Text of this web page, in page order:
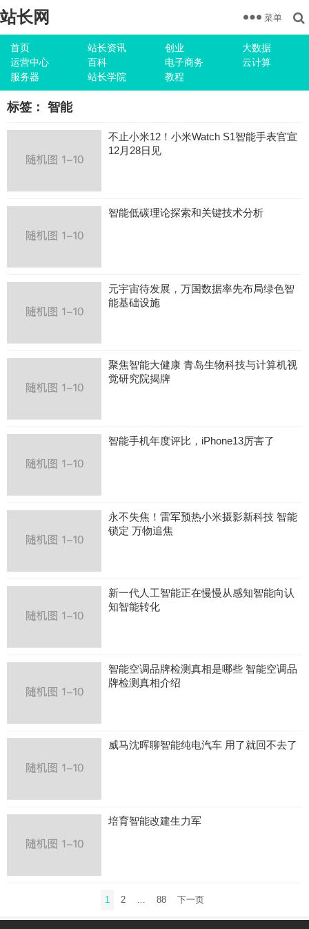
站长网
首页 站长资讯 创业
大数据
运营中心
百科 电子商务
云计算
服务器
站长学院 教程
菜单
标签： 智能
不止小米12！小米Watch S1智能手表官宣
12月28日见
智能低碳理论探索和关键技术分析
元宇宙待发展，万国数据率先布局绿色智
能基础设施
聚焦智能大健康 青岛生物科技与计算机视
觉研究院揭牌
智能手机年度评比，iPhone13厉害了
永不失焦！雷军预热小米摄影新科技 智能
锁定 万物追焦
新一代人工智能正在慢慢从感知智能向认
知智能转化
智能空调品牌检测真相是哪些 智能空调品
牌检测真相介绍
威马沈晖聊智能纯电汽车 用了就回不去了
培育智能改建生力军
1 2 … 88 下一页